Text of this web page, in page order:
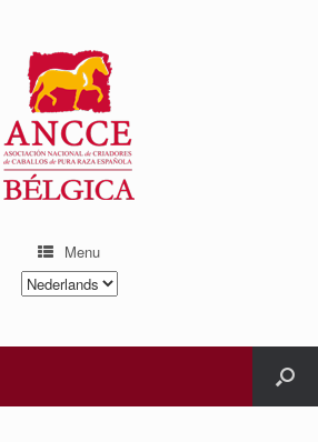
Menu
Kies
een